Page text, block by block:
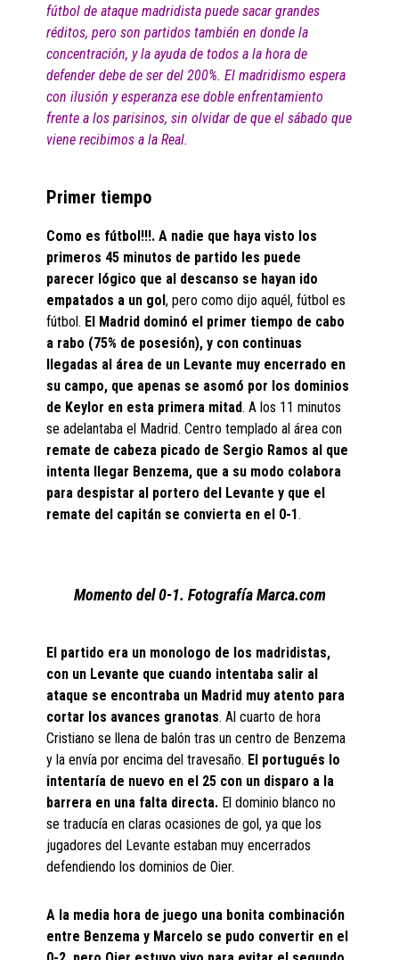
fútbol de ataque madridista puede sacar grandes
réditos, pero son partidos también en donde la
concentración, y la ayuda de todos a la hora de
defender debe de ser del 200%. El madridismo espera
con ilusión y esperanza ese doble enfrentamiento
frente a los parisinos, sin olvidar de que el sábado que
viene recibimos a la Real.
Primer tiempo
Como es fútbol!!!. A nadie que haya visto los
primeros 45 minutos de partido les puede
parecer lógico que al descanso se hayan ido
empatados a un gol, pero como dijo aquél, fútbol es
fútbol. El Madrid dominó el primer tiempo de cabo
a rabo (75% de posesión), y con continuas
llegadas al área de un Levante muy encerrado en
su campo, que apenas se asomó por los dominios
de Keylor en esta primera mitad. A los 11 minutos
se adelantaba el Madrid. Centro templado al área con
remate de cabeza picado de Sergio Ramos al que
intenta llegar Benzema, que a su modo colabora
para despistar al portero del Levante y que el
remate del capitán se convierta en el 0-1.
Momento del 0-1. Fotografía Marca.com
El partido era un monologo de los madridistas,
con un Levante que cuando intentaba salir al
ataque se encontraba un Madrid muy atento para
cortar los avances granotas. Al cuarto de hora
Cristiano se llena de balón tras un centro de Benzema
y la envía por encima del travesaño. El portugués lo
intentaría de nuevo en el 25 con un disparo a la
barrera en una falta directa. El dominio blanco no
se traducía en claras ocasiones de gol, ya que los
jugadores del Levante estaban muy encerrados
defendiendo los dominios de Oier.
A la media hora de juego una bonita combinación
entre Benzema y Marcelo se pudo convertir en el